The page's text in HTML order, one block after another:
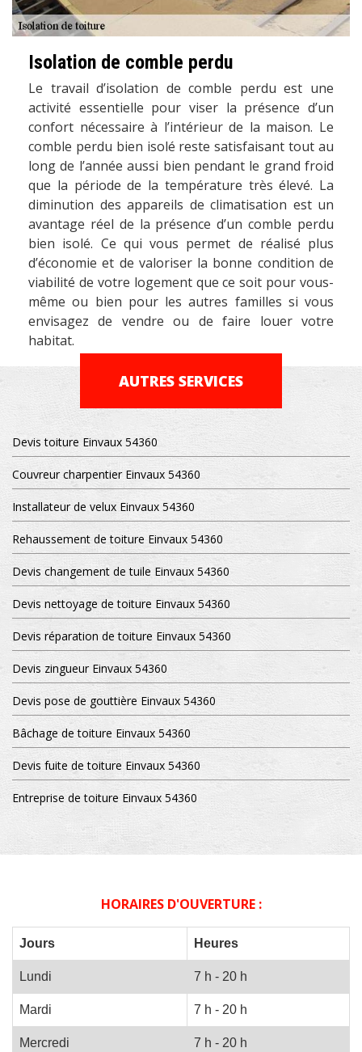
Isolation de comble perdu
Le travail d’isolation de comble perdu est une
activité essentielle pour viser la présence d’un
confort nécessaire à l’intérieur de la maison. Le
comble perdu bien isolé reste satisfaisant tout au
long de l’année aussi bien pendant le grand froid
que la période de la température très élevé. La
diminution des appareils de climatisation est un
avantage réel de la présence d’un comble perdu
bien isolé. Ce qui vous permet de réalisé plus
d’économie et de valoriser la bonne condition de
viabilité de votre logement que ce soit pour vous-
même ou bien pour les autres familles si vous
envisagez de vendre ou de faire louer votre
habitat.
AUTRES SERVICES
Devis toiture Einvaux 54360
Couvreur charpentier Einvaux 54360
Installateur de velux Einvaux 54360
Rehaussement de toiture Einvaux 54360
Devis changement de tuile Einvaux 54360
Devis nettoyage de toiture Einvaux 54360
Devis réparation de toiture Einvaux 54360
Devis zingueur Einvaux 54360
Devis pose de gouttière Einvaux 54360
Bâchage de toiture Einvaux 54360
Devis fuite de toiture Einvaux 54360
Entreprise de toiture Einvaux 54360
HORAIRES D'OUVERTURE :
Jours Heures
Lundi 7 h - 20 h
Mardi 7 h - 20 h
Mercredi 7 h - 20 h